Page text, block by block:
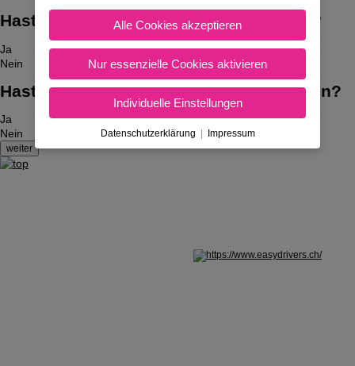
Hast du bereits den Auto-Führerschein?
Ja
Nein
Hast du bereits den Traktor-Führerschein?
Ja
Nein
Alle Cookies akzeptieren
Nur essenzielle Cookies aktivieren
Individuelle Einstellungen
Datenschutzerklärung | Impressum